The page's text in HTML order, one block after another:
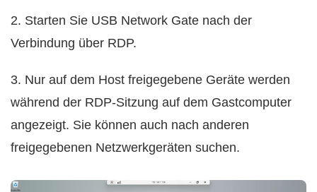
2. Starten Sie USB Network Gate nach der
Verbindung über RDP.
3. Nur auf dem Host freigegebene Geräte werden
während der RDP-Sitzung auf dem Gastcomputer
angezeigt. Sie können auch nach anderen
freigegebenen Netzwerkgeräten suchen.